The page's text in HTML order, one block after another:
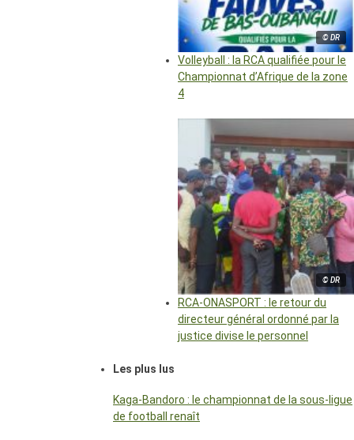
© DR
Volleyball : la RCA qualifiée pour le
Championnat d’Afrique de la zone
4
© DR
RCA-ONASPORT : le retour du
directeur général ordonné par la
justice divise le personnel
Les plus lus
Kaga-Bandoro : le championnat de la sous-ligue
de football renaît